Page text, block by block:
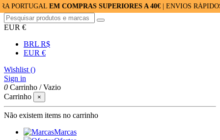
EM COMPRAS SUPERIORES A 40€| ENVIOS RÁPIDOS: 24/48H
EUR €
BRL R$
EUR €
Wishlist ()
Sign in
0 Carrinho /Vazio
Carrinho
×
Não existem items no carrinho
Marcas